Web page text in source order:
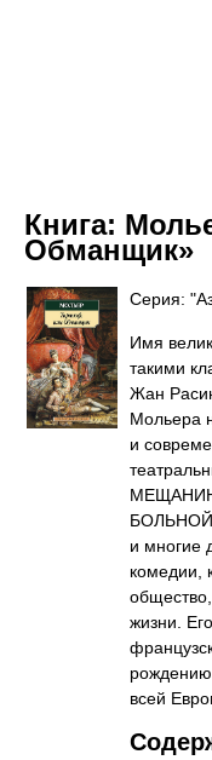
Книга:
Обманщик»
Серия:
Имя
такими
Жан
Мольера
и
и многие
комедии,
жизни.
рождению
всей